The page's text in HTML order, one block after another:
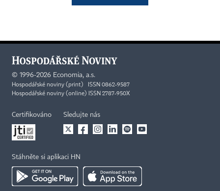
© 1996-2026 Economia, a.s.
Hospodářské noviny (print) ISSN 0862-9587
Hospodářské noviny (online) ISSN 2787-950X
Certifikováno Sledujte nás
Stáhněte si aplikaci HN